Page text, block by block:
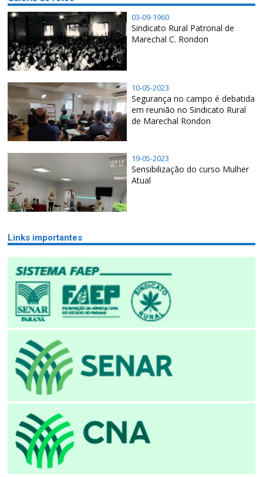
03-09-1960
Sindicato Rural Patronal de
Marechal C. Rondon
10-05-2023
Segurança no campo é debatida
em reunião no Sindicato Rural
de Marechal Rondon
19-05-2023
Sensibilização do curso Mulher
Atual
Links importantes